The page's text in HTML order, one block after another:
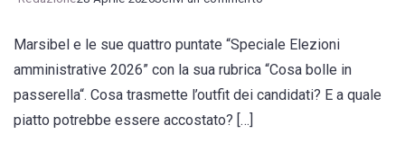
Elezioni
amministrative
Marsibel e le sue quattro puntate “Speciale Elezioni
amministrative 2026” con la sua rubrica “Cosa bolle in
passerella“. Cosa trasmette l’outfit dei candidati? E a quale
piatto potrebbe essere accostato? […]